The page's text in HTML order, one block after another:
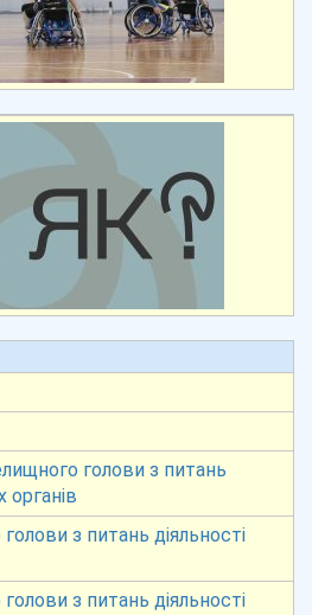
голови з питань
органів
з питань діяльності
з питань діяльності